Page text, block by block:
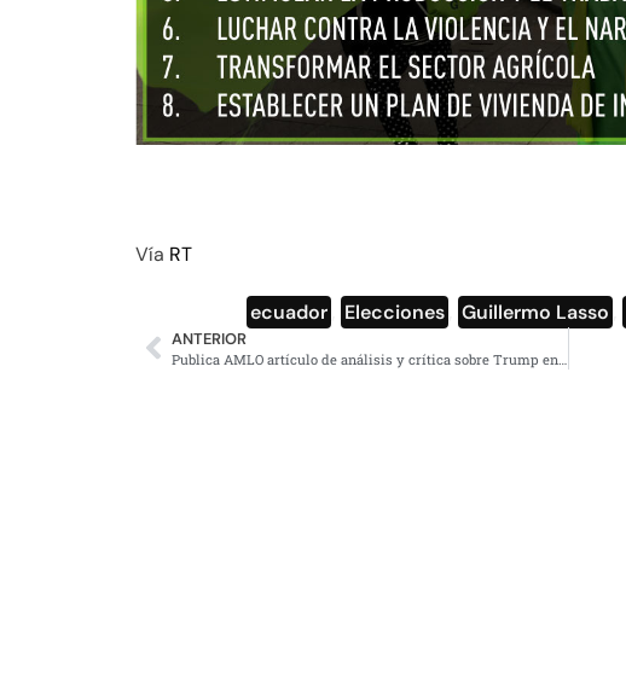
Vía RT
ecuador Elecciones Guillermo Lasso
ANTERIOR